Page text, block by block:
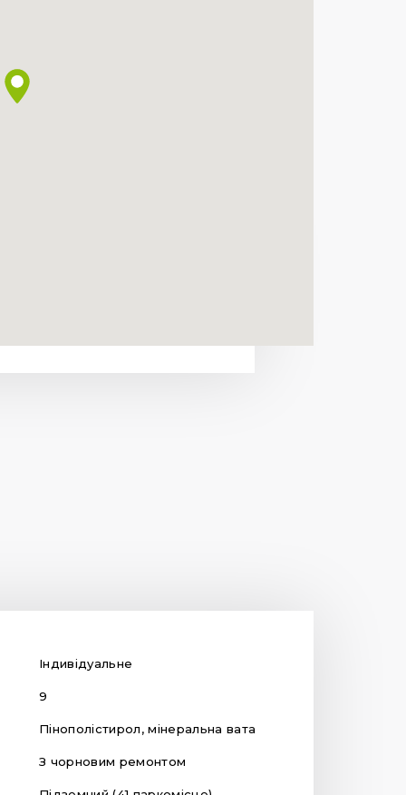
Індивідуальне
9
Пінополістирол, мінеральна вата
З чорновим ремонтом